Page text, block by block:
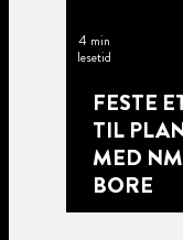
4 min
lesetid
FESTE
TIL
MED
BORE